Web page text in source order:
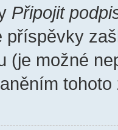
Připojit
příspěvky
(je možné